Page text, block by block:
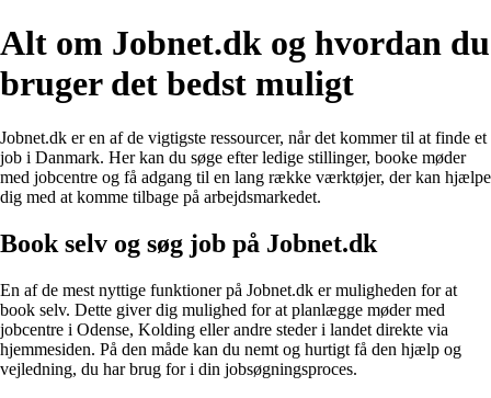
Alt om Jobnet.dk og hvordan du
bruger det bedst muligt
Jobnet.dk er en af ​​de vigtigste ressourcer, når det kommer til at finde et
job i Danmark. Her kan du søge efter ledige stillinger, booke møder
med jobcentre og få adgang til en lang række værktøjer, der kan hjælpe
dig med at komme tilbage på arbejdsmarkedet.
Book selv og søg job på Jobnet.dk
En af de mest nyttige funktioner på Jobnet.dk er muligheden for at
book selv. Dette giver dig mulighed for at planlægge møder med
jobcentre i Odense, Kolding eller andre steder i landet direkte via
hjemmesiden. På den måde kan du nemt og hurtigt få den hjælp og
vejledning, du har brug for i din jobsøgningsproces.